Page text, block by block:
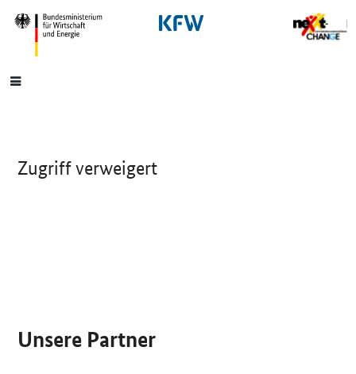
SrOnlyNavigation
Hauptmenü
Zugriff verweigert
Unsere Partner